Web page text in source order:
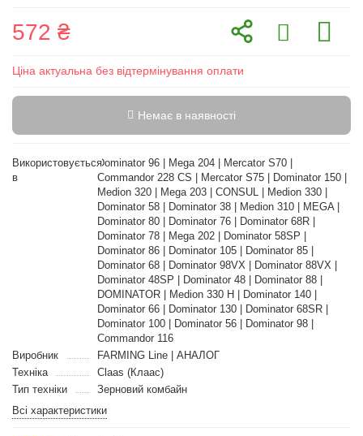
572 ₴
Ціна актуальна без відтермінування оплати
Немає в наявності
Використовується
в
Dominator 96 | Mega 204 | Mercator S70 |
Commandor 228 CS | Mercator S75 | Dominator 150 |
Medion 320 | Mega 203 | CONSUL | Medion 330 |
Dominator 58 | Dominator 38 | Medion 310 | MEGA |
Dominator 80 | Dominator 76 | Dominator 68R |
Dominator 78 | Mega 202 | Dominator 58SP |
Dominator 86 | Dominator 105 | Dominator 85 |
Dominator 68 | Dominator 98VX | Dominator 88VX |
Dominator 48SP | Dominator 48 | Dominator 88 |
DOMINATOR | Medion 330 H | Dominator 140 |
Dominator 66 | Dominator 130 | Dominator 68SR |
Dominator 100 | Dominator 56 | Dominator 98 |
Commandor 116
Виробник
FARMING Line | АНАЛОГ
Техніка
Claas (Клаас)
Тип техніки
Зерновий комбайн
Всі характеристики